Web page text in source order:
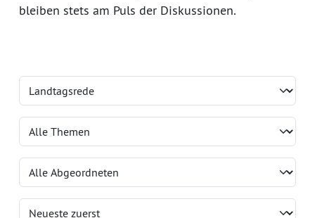
bleiben stets am Puls der Diskussionen.